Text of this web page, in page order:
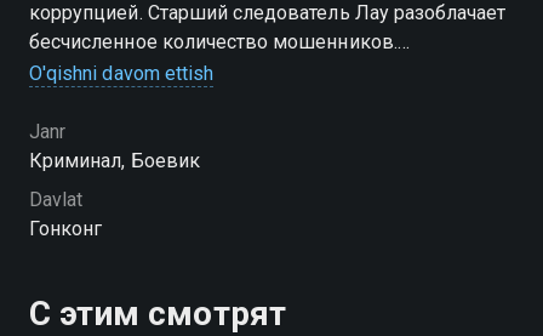
коррупцией. Старший следователь Лау разоблачает
бесчисленное количество мошенников.
Стабильность и процветание уже близки, но новая
силы для новой битвы
O'qishni davom ettish
Janr
Криминал, Боевик
Davlat
Гонконг
С этим смотрят